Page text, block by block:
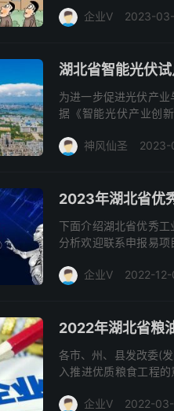
企业V 2023-
湖北省智能光伏
为进一步促进光伏产
据《智能光伏产业创
神风仙圣 2023-
2023年湖北省优
下面介绍湖北省优秀
分析欢迎联系申报易
天... 企业V 2022-
2022年湖北省粮
各市、州、县发改委(
入推进优质粮食工程
企业V 2022-